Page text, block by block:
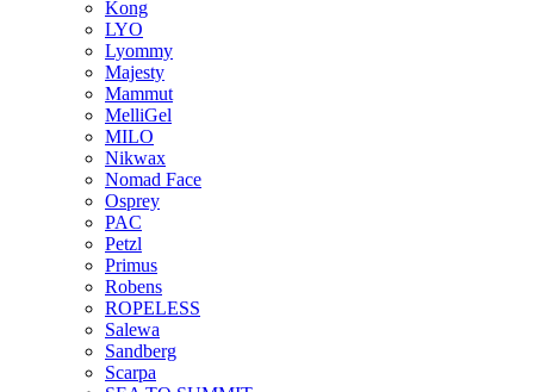
Kong
LYO
Lyommy
Majesty
Mammut
MelliGel
MILO
Nikwax
Nomad Face
Osprey
PAC
Petzl
Primus
Robens
ROPELESS
Salewa
Sandberg
Scarpa